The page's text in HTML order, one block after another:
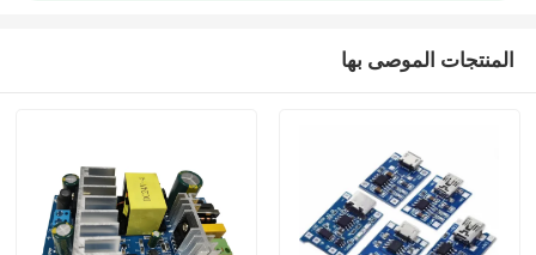
المنتجات الموصى بها